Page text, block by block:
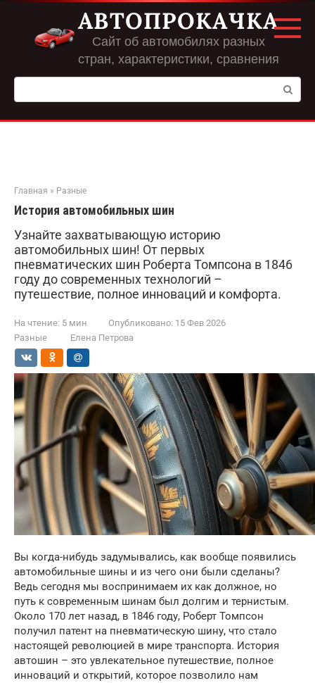
Перейти
контенту
АВТОПРОКАЧКА
Сайт об автомобилях разных
стран, характеристики, сравнения
Поиск:
Главная » Разные
История автомобильных шин
Узнайте захватывающую историю
автомобильных шин! От первых
пневматических шин Роберта Томпсона в 1846
году до современных технологий –
путешествие, полное инноваций и комфорта.
На чтение: 5 мин Опубликовано: 15 Фев 2026
Разные
Елена Петрова
Вы когда-нибудь задумывались, как вообще появились
автомобильные шины и из чего они были сделаны?
Ведь сегодня мы воспринимаем их как должное, но
путь к современным шинам был долгим и тернистым.
Около 170 лет назад, в 1846 году, Роберт Томпсон
получил патент на пневматическую шину, что стало
настоящей революцией в мире транспорта. История
автошин – это увлекательное путешествие, полное
инноваций и открытий, которое позволило нам